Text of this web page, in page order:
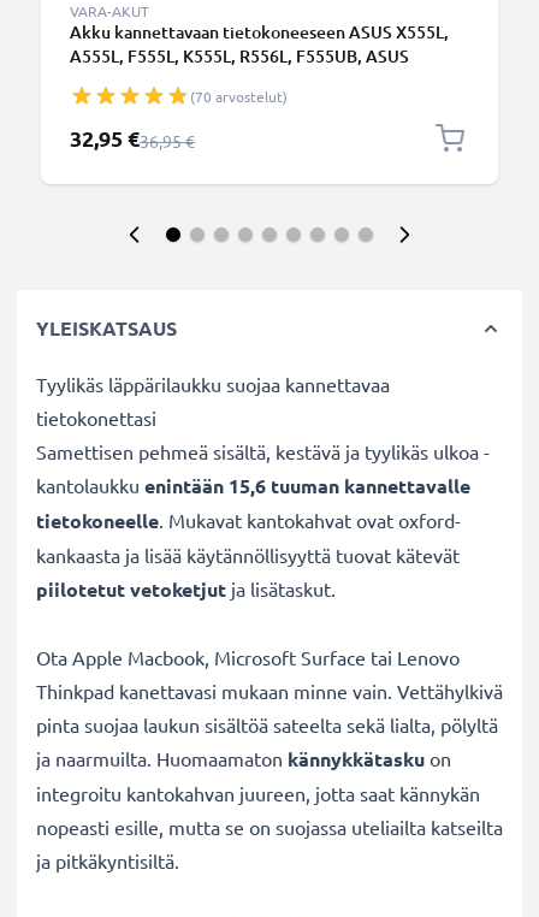
VARA-AKUT
Akku kannettavaan tietokoneeseen ASUS X555L,
A555L, F555L, K555L, R556L, F555UB, ASUS
(70 arvostelut)
Erikoishinta
32,95 €Normaali hinta
36,95 €
YLEISKATSAUS
Tyylikäs läppärilaukku suojaa kannettavaa
tietokonettasi
Samettisen pehmeä sisältä, kestävä ja tyylikäs ulkoa -
kantolaukku enintään 15,6 tuuman kannettavalle
tietokoneelle. Mukavat kantokahvat ovat oxford-
kankaasta ja lisää käytännöllisyyttä tuovat kätevät
piilotetut vetoketjut ja lisätaskut.
Ota Apple Macbook, Microsoft Surface tai Lenovo
Thinkpad kanettavasi mukaan minne vain. Vettähylkivä
pinta suojaa laukun sisältöä sateelta sekä lialta, pölyltä
ja naarmuilta. Huomaamaton kännykkätasku on
integroitu kantokahvan juureen, jotta saat kännykän
nopeasti esille, mutta se on suojassa uteliailta katseilta
ja pitkäkyntisiltä.